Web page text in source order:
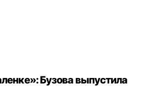
Бузова выпустила